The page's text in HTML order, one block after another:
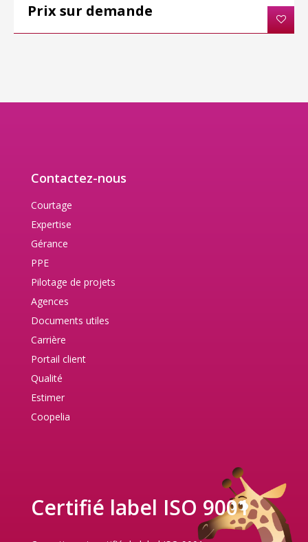
Prix sur demande
Contactez-nous
Courtage
Expertise
Gérance
PPE
Pilotage de projets
Agences
Documents utiles
Carrière
Portail client
Qualité
Estimer
Coopelia
Certifié label ISO 9001